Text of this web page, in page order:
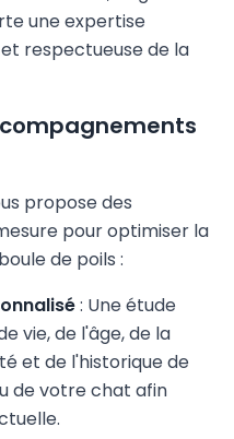
une expertise
respectueuse de la
propose des
pour optimiser la
de poils :
: Une étude
vie, de l'âge, de la
et de l'historique de
de votre chat afin